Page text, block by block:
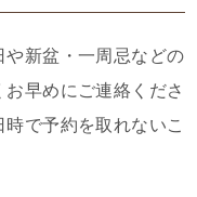
新盆・一周忌などの
早めにご連絡くださ
で予約を取れないこ